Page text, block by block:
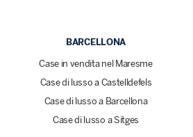
BARCELLONA
Case in vendita nel Maresme
Case di lusso a Castelldefels
Case di lusso a Barcellona
Case di lusso a Sitges